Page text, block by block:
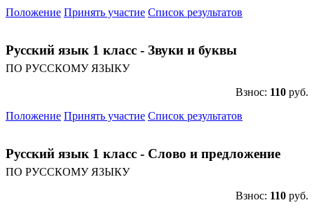
Положение Принять участие Список результатов
Русский язык 1 класс - Звуки и буквы
ПО РУССКОМУ ЯЗЫКУ
Взнос: 110 руб.
Положение Принять участие Список результатов
Русский язык 1 класс - Слово и предложение
ПО РУССКОМУ ЯЗЫКУ
Взнос: 110 руб.